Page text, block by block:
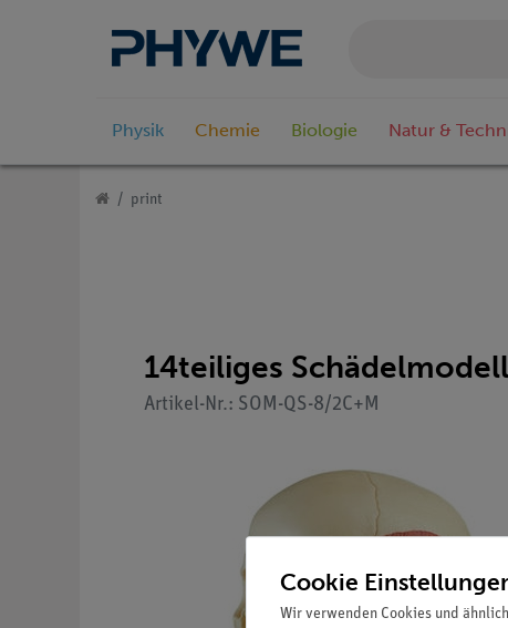
Physik Chemie Biologie Natur &
print
14teiliges
Artikel-Nr.: SOM-QS-8/2C+M
Cookie
Wir verwenden Cookies und